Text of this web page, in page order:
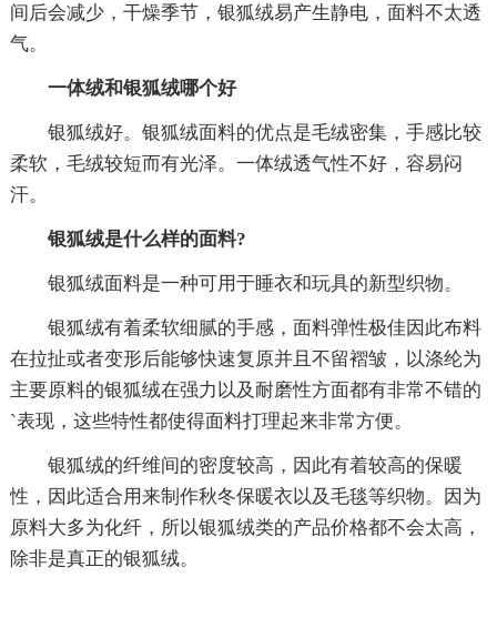
间后会减少，干燥季节，银狐绒易产生静电，面料不太透
气。
一体绒和银狐绒哪个好
银狐绒好。银狐绒面料的优点是毛绒密集，手感比较
柔软，毛绒较短而有光泽。一体绒透气性不好，容易闷
汗。
银狐绒是什么样的面料?
银狐绒面料是一种可用于睡衣和玩具的新型织物。
银狐绒有着柔软细腻的手感，面料弹性极佳因此布料
在拉扯或者变形后能够快速复原并且不留褶皱，以涤纶为
主要原料的银狐绒在强力以及耐磨性方面都有非常不错的
`表现，这些特性都使得面料打理起来非常方便。
银狐绒的纤维间的密度较高，因此有着较高的保暖
性，因此适合用来制作秋冬保暖衣以及毛毯等织物。因为
原料大多为化纤，所以银狐绒类的产品价格都不会太高，
除非是真正的银狐绒。